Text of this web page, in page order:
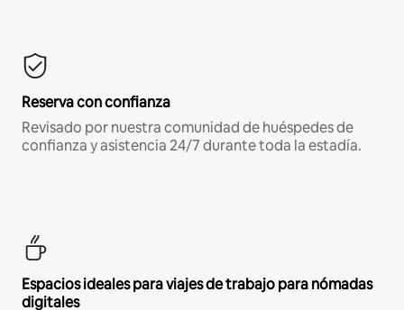
Reserva con confianza
Revisado por nuestra comunidad de huéspedes de
confianza y asistencia 24/7 durante toda la estadía.
Espacios ideales para viajes de trabajo para nómadas
digitales